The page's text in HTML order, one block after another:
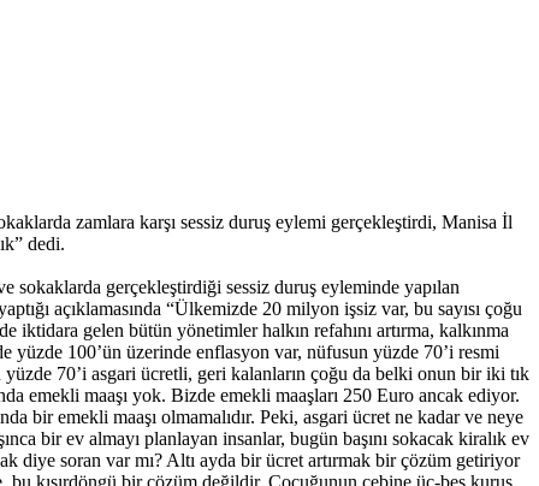
zamlara karşı sessiz duruş eylemi gerçekleştirdi, Manisa İl
dedi.
sokaklarda gerçekleştirdiği sessiz duruş eyleminde yapılan
açıklamasında “Ülkemizde 20 milyon işsiz var, bu sayısı çoğu
gelen bütün yönetimler halkın refahını artırma, kalkınma
100’ün üzerinde enflasyon var, nüfusun yüzde 70’i resmi
yüzde 70’i asgari ücretli, geri kalanların çoğu da belki onun bir iki tık
emekli maaşı yok. Bizde emekli maaşları 250 Euro ancak ediyor.
bir emekli maaşı olmamalıdır. Peki, asgari ücret ne kadar ve neye
bir ev almayı planlayan insanlar, bugün başını sokacak kiralık ev
diye soran var mı? Altı ayda bir ücret artırmak bir çözüm getiriyor
kısırdöngü bir çözüm değildir. Çocuğunun cebine üç-beş kuruş